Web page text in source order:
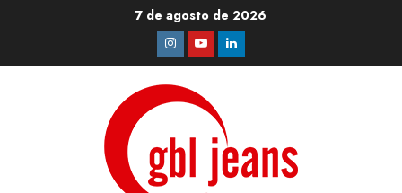
7 de agosto de 2026
Instagram
YoutubeLinkedin